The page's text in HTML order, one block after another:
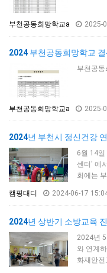
부천공동희망학교a 2025-
2024 부천공동희망학교 결
부천공
부천공동희망학교a 2025-
2024년 부천시 정신건강
6월 14일
센터' 에
회에는
의 기관
무자, 회
니다.이
였으며,
캠핑대디 2024-06-17
2024년 상반기 소방교육
2024년
와 연계
화재안전